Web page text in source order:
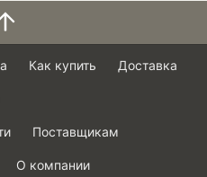
Как купить Доставка
Поставщикам
О компании